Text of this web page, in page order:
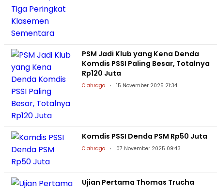
PSM Jadi Klub yang Kena Denda
Komdis PSSI Paling Besar, Totalnya
Rp120 Juta
Olahraga 15 November 2025 21:34
Komdis PSSI Denda PSM Rp50 Juta
Olahraga 07 November 2025 09:43
Ujian Pertama Thomas Trucha